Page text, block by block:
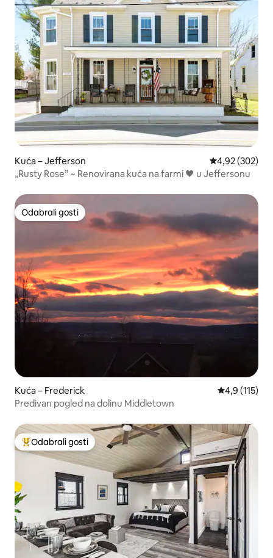
Kuća – Jefferson Prosječna
4,92 (302)
„Rusty Rose” ~ Renovirana kuća na farmi 🖤 u Jeffersonu
Odabrali gosti
Odabrali gosti
Kuća – Frederick Prosječna
4,9 (115)
Predivan pogled na dolinu Middletown
Među najviše rangiranima s oznakom „Odabrali gosti”
Odabrali gosti